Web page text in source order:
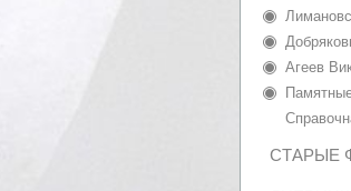
Агеев
СТАРЫЕ